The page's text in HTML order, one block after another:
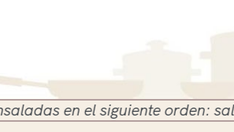
el siguiente orden: sal,